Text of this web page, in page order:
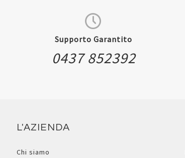
Supporto Garantito
0437 852392
L'AZIENDA
Chi siamo